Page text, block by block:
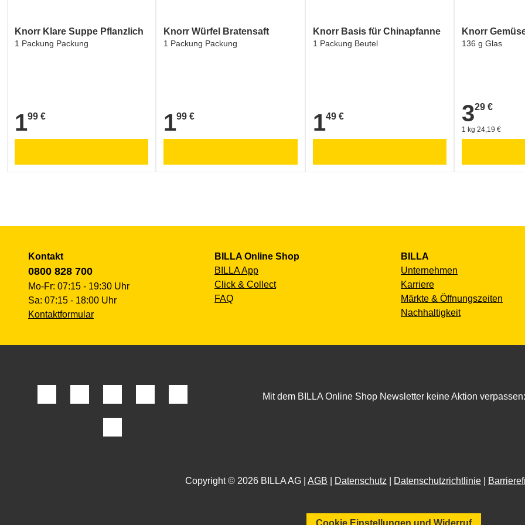
Knorr Klare Suppe Pflanzlich
1 Packung Packung
1,99 €
199 €
Knorr Würfel Bratensaft
1 Packung Packung
1,99 €
199 €
Knorr Basis für Chinapfanne
1 Packung Beutel
1,49 €
149 €
Knorr
136 g Glas
3,29 €
329 €
1 kg 24,19 €
Kontakt
0800 828 700
Mo-Fr: 07:15 - 19:30 Uhr
Sa: 07:15 - 18:00 Uhr
Kontaktformular
BILLA Online Shop
BILLA App
Click & Collect
FAQ
BILLA
Unternehmen
Karriere
Märkte & Öffnungszeiten
Nachhaltigkeit
Mit dem BILLA Online Shop Newsletter keine Aktion verpassen:
Copyright © 2026 BILLA AG | AGB Datenschutz Datenschutzrichtlinie